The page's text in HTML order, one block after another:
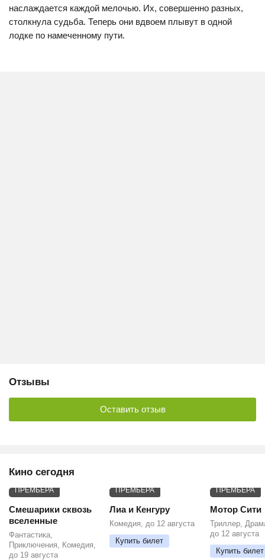
наслаждается каждой мелочью. Их, совершенно разных,
столкнула судьба. Теперь они вдвоем плывут в одной
лодке по намеченному пути.
Отзывы
Оставить отзыв
Кино сегодня
ПРЕМЬЕРА
Смешарики сквозь
вселенные
Фантастика,
Приключения, Комедия,
до 19 августа
ПРЕМЬЕРА
Лиа и Кенгуру
Комедия, до 12 августа
Купить билет
ПРЕМЬЕРА
Мотор Сити
Триллер,
до 12 августа
Купить билет